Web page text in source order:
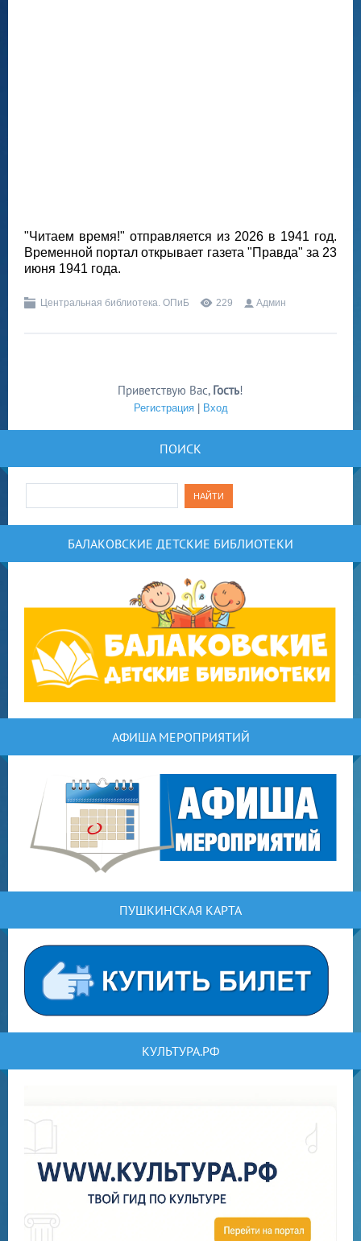
"Читаем время!" отправляется из 2026 в 1941 год.
Временной портал открывает газета "Правда" за 23
июня 1941 года.
Центральная библиотека. ОПиБ 229 Админ
Приветствую Вас, Гость!
Регистрация| Вход
ПОИСК
БАЛАКОВСКИЕ ДЕТСКИЕ БИБЛИОТЕКИ
АФИША МЕРОПРИЯТИЙ
ПУШКИНСКАЯ КАРТА
КУЛЬТУРА.РФ